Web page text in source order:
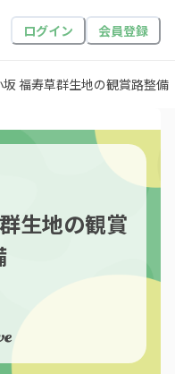
ログイン 会員登録
坂 福寿草群生地の観賞路整備
生地の観賞